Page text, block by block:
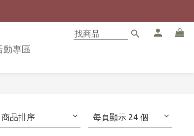
動專區
商品排序 每頁顯示 24 個